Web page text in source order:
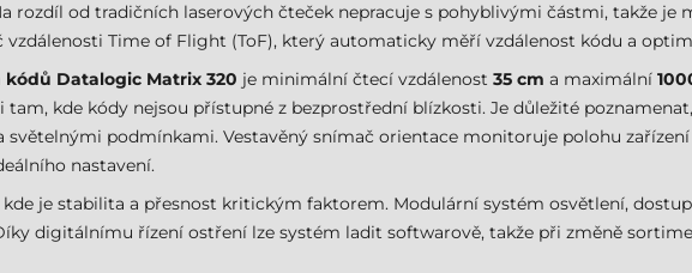
rozdíl od tradičních laserových čteček nepracuje s pohyblivými částmi, takže je
Time of Flight (ToF), který automaticky měří vzdálenost kódu a
Datalogic Matrix 320 je minimální čtecí vzdálenost 35 cm a maximální
kde kódy nejsou přístupné z bezprostřední blízkosti. Je důležité
podmínkami. Vestavěný snímač orientace monitoruje polohu zařízení
nastavení.
je stabilita a přesnost kritickým faktorem. Modulární systém osvětlení,
digitálnímu řízení ostření lze systém ladit softwarově, takže při změně